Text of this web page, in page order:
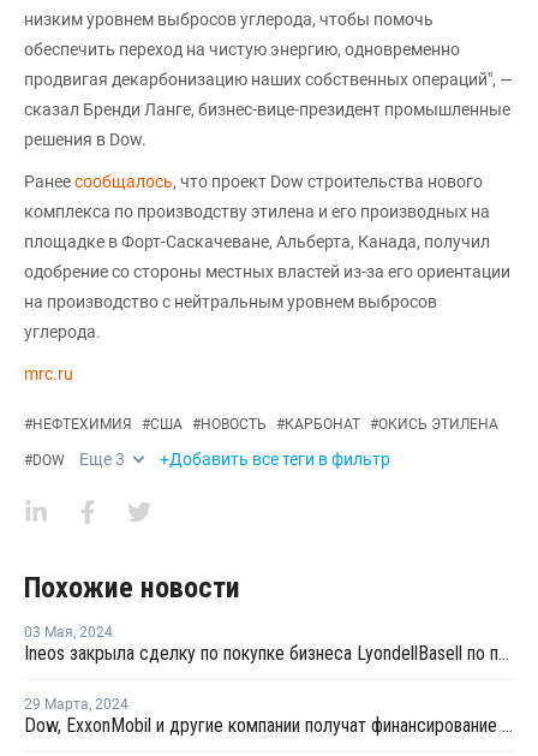
низким уровнем выбросов углерода, чтобы помочь
обеспечить переход на чистую энергию, одновременно
продвигая декарбонизацию наших собственных операций", —
сказал Бренди Ланге, бизнес-вице-президент промышленные
решения в Dow.
Ранеесообщалось, что проект Dow строительства нового
комплекса по производству этилена и его производных на
площадке в Форт-Саскачеване, Альберта, Канада, получил
одобрение со стороны местных властей из-за его ориентации
на производство с нейтральным уровнем выбросов
углерода.
mrc.ru
#НЕФТЕХИМИЯ #США #НОВОСТЬ #КАРБОНАТ #ОКИСЬ ЭТИЛЕНА
#DOW Еще3 +Добавить все теги в фильтр
Похожие новости
03 Мая, 2024
Ineos закрыла сделку по покупке бизнеса LyondellBasell по производству окиси этилена
29 Марта, 2024
Dow, ExxonMobil и другие компании получат финансирование за декарбонизацию